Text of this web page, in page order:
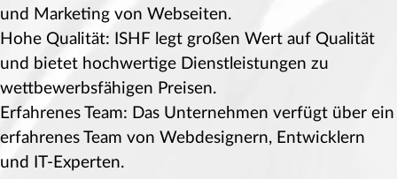
und Marketing von Webseiten.
Hohe Qualität: ISHF legt großen Wert auf Qualität
und bietet hochwertige Dienstleistungen zu
wettbewerbsfähigen Preisen.
Erfahrenes Team: Das Unternehmen verfügt über ein
erfahrenes Team von Webdesignern, Entwicklern
und IT-Experten.